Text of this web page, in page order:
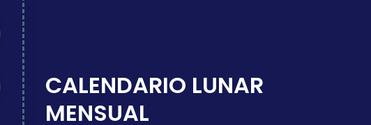
CALENDARIO LUNAR
MENSUAL